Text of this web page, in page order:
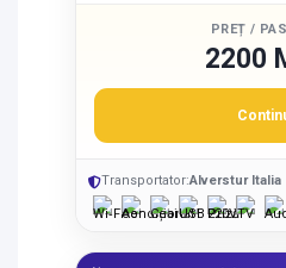
PREȚ /
2200
Transportator:Alverstur Italia